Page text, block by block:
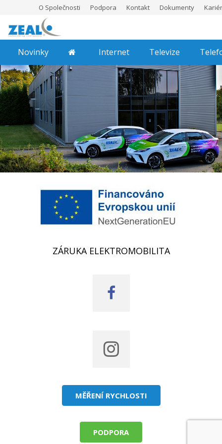
O Společnosti Podpora Kontakt Dokumenty
Novinky Internet Televize
ZÁRUKA ELEKTROMOBILITA
MĚŘENÍ RYCHLOSTI
PODPORA